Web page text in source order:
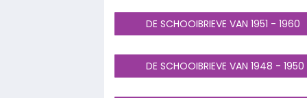
DE SCHOOIBRIEVE VAN 1951 - 1960
DE SCHOOIBRIEVE VAN 1948 - 1950